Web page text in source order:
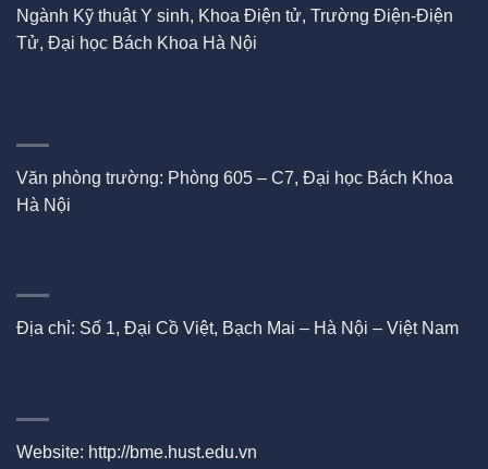
Ngành Kỹ thuật Y sinh, Khoa Điện tử, Trường Điện-Điện
Tử, Đại học Bách Khoa Hà Nội
Văn phòng trường: Phòng 605 – C7, Đại học Bách Khoa
Hà Nội
Địa chỉ: Số 1, Đại Cồ Việt, Bạch Mai – Hà Nội – Việt Nam
Website: http://bme.hust.edu.vn